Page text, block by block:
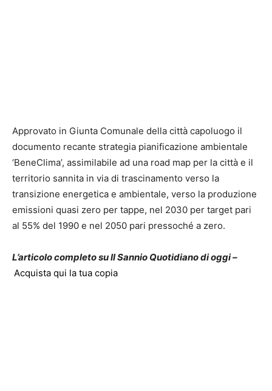
Approvato in Giunta Comunale della città capoluogo il
documento recante strategia pianificazione ambientale
‘BeneClima’, assimilabile ad una road map per la città e il
territorio sannita in via di trascinamento verso la
transizione energetica e ambientale, verso la produzione
emissioni quasi zero per tappe, nel 2030 per target pari
al 55% del 1990 e nel 2050 pari pressoché a zero.
L’articolo completo su Il Sannio Quotidiano di oggi –
Acquista qui la tua copia